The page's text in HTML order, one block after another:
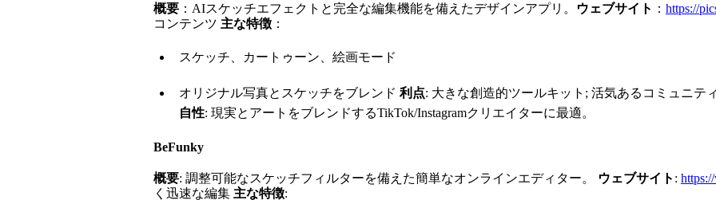
概要 ：AIスケッチエフェクトと完全な編集機能を備えたデザインアプリ。 ウェブサイト ： https://
コンテンツ 主な特徴 ：
スケッチ、カートゥーン、絵画モード
オリジナル写真とスケッチをブレンド 利点: 大きな創造的ツールキット; 活気あるコミュニティ
自性: 現実とアートをブレンドするTikTok/Instagramクリエイターに最適。
BeFunky
概要: 調整可能なスケッチフィルターを備えた簡単なオンラインエディター。 ウェブサイト :
く迅速な編集 主な特徴: